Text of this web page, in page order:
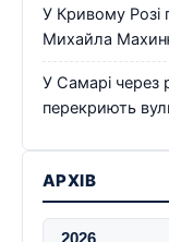
У Кривому Розі
Михайла
У Самарі через
перекриють
АРХІВ